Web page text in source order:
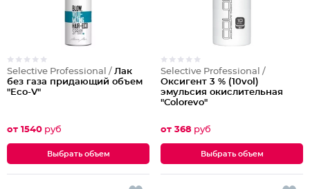
Selective Professional / Лак
без газа придающий объем
"Eco-V"
от 1540 руб
Выбрать объем
Selective Professional /
Оксигент 3 % (10vol)
эмульсия окислительная
"Colorevo"
от 368 руб
Выбрать объем